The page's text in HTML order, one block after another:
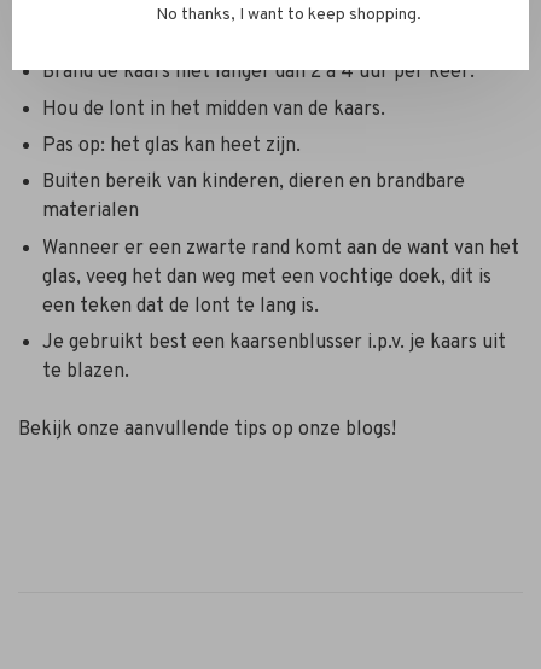
Brand de kaars niet langer dan 2 à 4 uur per keer.
Hou de lont in het midden van de kaars.
Pas op: het glas kan heet zijn.
Buiten bereik van kinderen, dieren en brandbare
materialen
Wanneer er een zwarte rand komt aan de want van het
glas, veeg het dan weg met een vochtige doek, dit is
een teken dat de lont te lang is.
Je gebruikt best een kaarsenblusser i.p.v. je kaars uit
te blazen.
Bekijk onze aanvullende tips op onze blogs!
No thanks, I want to keep shopping.